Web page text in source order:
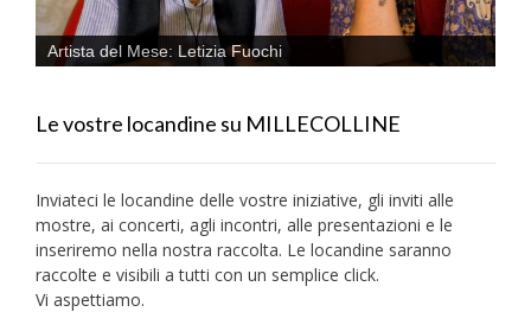
Artista del Mese: Letizia Fuochi
Le vostre locandine su MILLECOLLINE
Inviateci le locandine delle vostre iniziative, gli inviti alle
mostre, ai concerti, agli incontri, alle presentazioni e le
inseriremo nella nostra raccolta. Le locandine saranno
raccolte e visibili a tutti con un semplice click.
Vi aspettiamo.